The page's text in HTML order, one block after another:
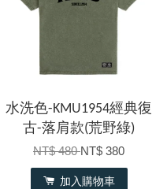
水洗色-KMU1954經典復
古-落肩款(荒野綠)
NT$ 480NT$ 380
加入購物車